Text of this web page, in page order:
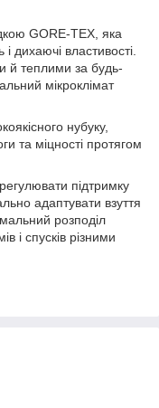
GORE-TEX, яка
дихаючі властивості.
й теплими за будь-
мікроклімат
нубуку,
та міцності протягом
підтримку
адаптувати взуття
розподіл
і спусків різними